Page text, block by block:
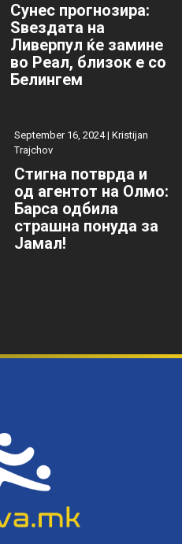
Сунес прогнозира:
Ѕвездата на
Ливерпул ќе замине
во Реал, близок е со
Белингем
September 16, 2024 | Kristijan
Trajchov
Стигна потврда и
од агентот на Олмо:
Барса одбила
страшна понуда за
Јамал!